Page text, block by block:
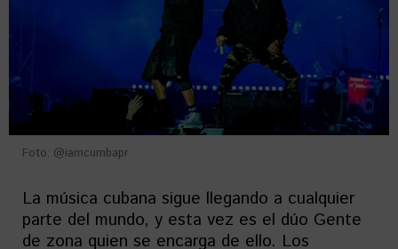
Foto: @iamcumbapr
La música cubana sigue llegando a cualquier
parte del mundo, y esta vez es el dúo Gente
de zona quien se encarga de ello. Los